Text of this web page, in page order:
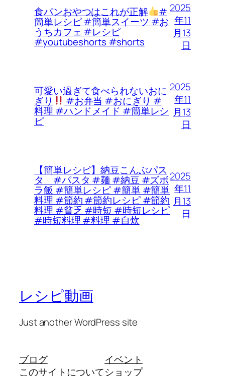
食パンおやつはこれが正解 #
簡単レシピ #簡単スイーツ #お
うちカフェ #レシピ
#youtubeshorts #shorts
2025
年11
月13
日
可愛い過ぎて食べられないおに
ぎり #お弁当 #おにぎり #
料理 #ハンドメイド #簡単レシ
ピ
2025
年11
月13
日
【簡単レシピ】納豆こんぶパス
タ #パスタ #麺 #納豆 #ズボ
ラ飯 #簡単レシピ #簡単 #簡単
料理 #節約 #節約レシピ #節約
料理 #貧乏 #時短 #時短レシピ
#時短料理 #料理 #自炊
2025
年11
月13
日
レシピ動画
Just another WordPress site
ブログ
このサイトについて
イベント
ショップ